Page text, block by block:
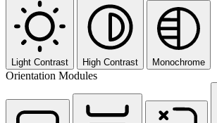
Light Contrast High Contrast Monochrome
Orientation Modules